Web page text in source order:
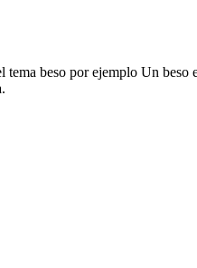
tema beso por ejemplo Un